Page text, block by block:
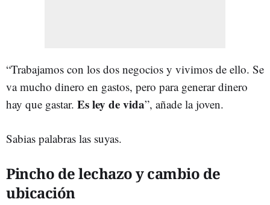
“Trabajamos con los dos negocios y vivimos de ello. Se
va mucho dinero en gastos, pero para generar dinero
hay que gastar. Es ley de vida”, añade la joven.
Sabias palabras las suyas.
Pincho de lechazo y cambio de
ubicación